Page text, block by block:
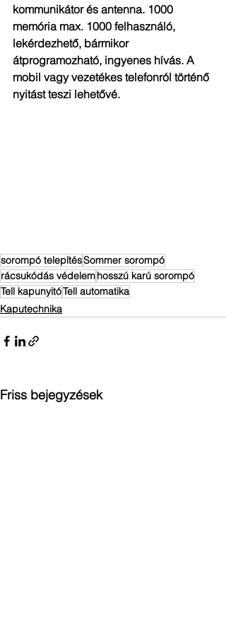
kommunikátor és antenna. 1000
memória max. 1000 felhasználó,
lekérdezhető, bármikor
átprogramozható, ingyenes hívás. A
mobil vagy vezetékes telefonról történő
nyitást teszi lehetővé.
sorompó telepítésSommer sorompó
rácsukódás védelemhosszú karú sorompó
Tell kapunyitóTell automatika
Kaputechnika
Friss bejegyzések